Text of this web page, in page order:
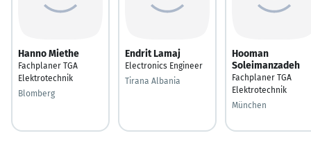
Hanno Miethe
Fachplaner TGA
Elektrotechnik
Blomberg
Endrit Lamaj
Electronics Engineer
Tirana Albania
Hooman
Soleimanzadeh
Fachplaner TGA
Elektrotechnik
München